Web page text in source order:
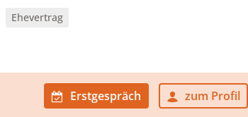
Ehevertrag
Erstgespräch zum Profil